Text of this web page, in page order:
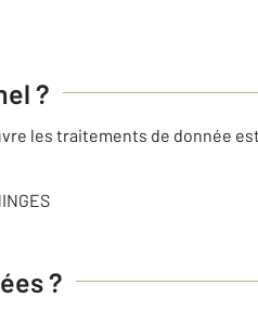
?
les traitements de donnée
?